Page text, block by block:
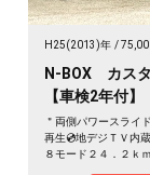
H25(2013)年
N-BOX カス
【車検2年付】
＂両側パワースライ
再生💿地デジＴＶ内
８モード２４．２ｋ